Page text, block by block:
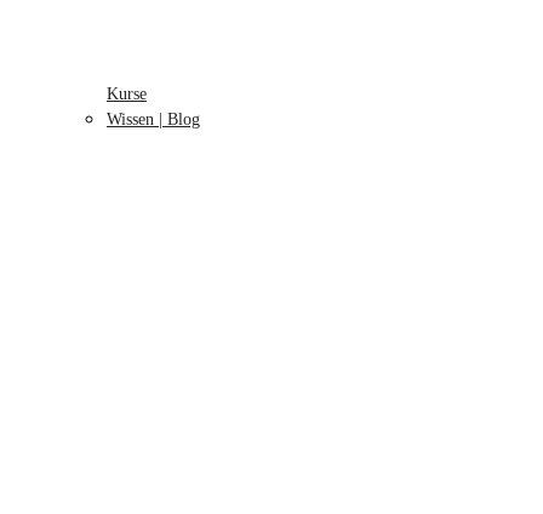
Kurse
Wissen | Blog